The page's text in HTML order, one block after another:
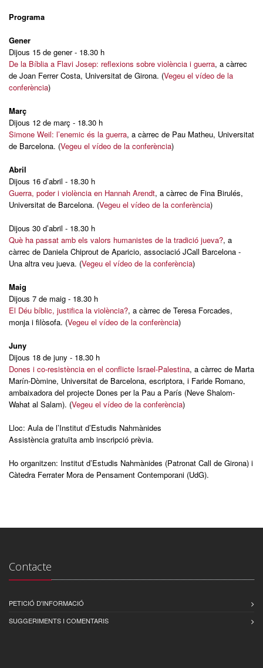
Programa
Gener
Dijous 15 de gener - 18.30 h
De la Bíblia a Flavi Josep: reflexions sobre violència i guerra, a càrrec
de Joan Ferrer Costa, Universitat de Girona. (Vegeu el vídeo de la
conferència)
Març
Dijous 12 de març - 18.30 h
Simone Weil: l’enemic és la guerra, a càrrec de Pau Matheu, Universitat
de Barcelona. (Vegeu el vídeo de la conferència)
Abril
Dijous 16 d’abril - 18.30 h
Guerra, poder i violència en Hannah Arendt, a càrrec de Fina Birulés,
Universitat de Barcelona. (Vegeu el vídeo de la conferència)
Dijous 30 d’abril - 18.30 h
Què ha passat amb els valors humanistes de la tradició jueva?, a
càrrec de Daniela Chiprout de Aparicio, associació JCall Barcelona -
Una altra veu jueva. (Vegeu el vídeo de la conferència)
Maig
Dijous 7 de maig - 18.30 h
El Déu bíblic, justifica la violència?, a càrrec de Teresa Forcades,
monja i filòsofa. (Vegeu el vídeo de la conferència)
Juny
Dijous 18 de juny - 18.30 h
Dones i co-resistència en el conflicte Israel-Palestina, a càrrec de Marta
Marín-Dòmine, Universitat de Barcelona, escriptora, i Faride Romano,
ambaixadora del projecte Dones per la Pau a París (Neve Shalom-
Wahat al Salam). (Vegeu el vídeo de la conferència)
Lloc: Aula de l’Institut d’Estudis Nahmànides
Assistència gratuïta amb inscripció prèvia.
Ho organitzen: Institut d’Estudis Nahmànides (Patronat Call de Girona) i
Càtedra Ferrater Mora de Pensament Contemporani (UdG).
Contacte
PETICIÓ D'INFORMACIÓ
SUGGERIMENTS I COMENTARIS